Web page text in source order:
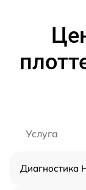
Услуга
Диагностика